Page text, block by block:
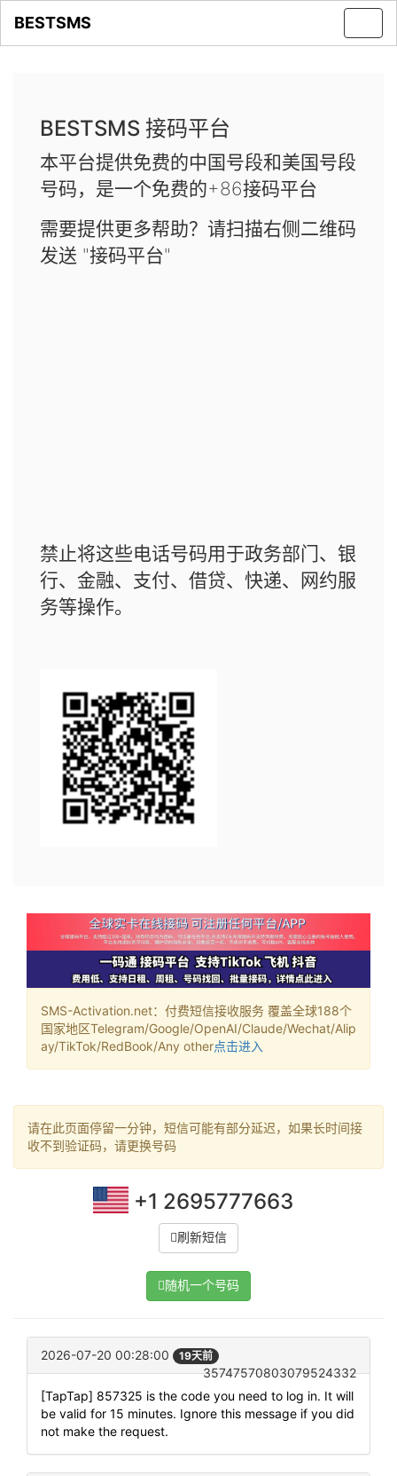
BESTSMS
BESTSMS 接码平台
本平台提供免费的中国号段和美国号段
号码，是一个免费的+86接码平台
需要提供更多帮助？请扫描右侧二维码
发送 "接码平台"
禁止将这些电话号码用于政务部门、银
行、金融、支付、借贷、快递、网约服
务等操作。
SMS-Activation.net：付费短信接收服务 覆盖全球188个
国家地区Telegram/Google/OpenAI/Claude/Wechat/Alip
ay/TikTok/RedBook/Any other点击进入
请在此页面停留一分钟，短信可能有部分延迟，如果长时间接
收不到验证码，请更换号码
+1 2695777663
刷新短信
随机一个号码
2026-07-20 00:28:00 19天前
35747570803079524332
[TapTap] 857325 is the code you need to log in. It will
be valid for 15 minutes. Ignore this message if you did
not make the request.